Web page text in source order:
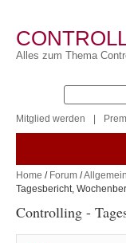
Alles zum Thema
Mitglied werden
Home / Forum /
Tagesbericht,
Controlling -